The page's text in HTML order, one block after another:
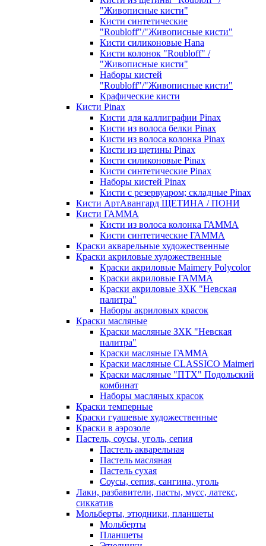
"Живописные кисти"
Кисти синтетические
"Roubloff"/"Живописные кисти"
Кисти силиконовые Hana
Кисти колонок "Roubloff" /
"Живописные кисти"
Наборы кистей
"Roubloff"/"Живописные кисти"
Крафические кисти
Кисти Pinax
Кисти для каллиграфии Pinax
Кисти из волоса белки Pinax
Кисти из волоса колонка Pinax
Кисти из щетины Pinax
Кисти силиконовые Pinax
Кисти синтетические Pinax
Наборы кистей Pinax
Кисти с резервуаром; складные Pinax
Кисти АртАвангард ЩЕТИНА / ПОНИ
Кисти ГАММА
Кисти из волоса колонка ГАММА
Кисти синтетические ГАММА
Краски акварельные художественные
Краски акриловые художественные
Краски акриловые Maimery Polycolor
Краски акриловые ГАММА
Краски акриловые ЗХК "Невская
палитра"
Наборы акриловых красок
Краски масляные
Краски масляные ЗХК "Невская
палитра"
Краски масляные ГАММА
Краски масляные CLASSICO Maimeri
Краски масляные "ПТХ" Подольский
комбинат
Наборы масляных красок
Краски темперные
Краски гуашевые художественные
Краски в аэрозоле
Пастель, соусы, уголь, сепия
Пастель акварельная
Пастель масляная
Пастель сухая
Соусы, сепия, сангина, уголь
Лаки, разбавители, пасты, мусс, латекс,
сиккатив
Мольберты, этюдники, планшеты
Мольберты
Планшеты